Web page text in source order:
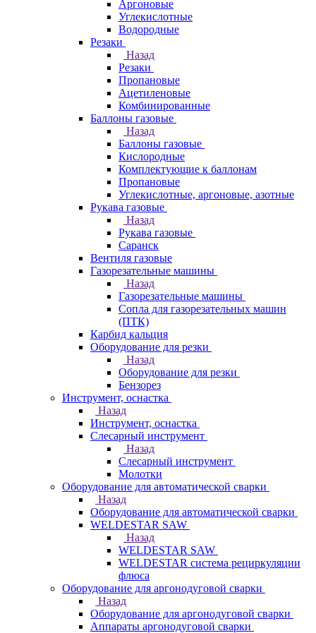
Аргоновые
Углекислотные
Водородные
Резаки
Назад
Резаки
Пропановые
Ацетиленовые
Комбинированные
Баллоны газовые
Назад
Баллоны газовые
Кислородные
Комплектующие к баллонам
Пропановые
Углекислотные, аргоновые, азотные
Рукава газовые
Назад
Рукава газовые
Саранск
Вентиля газовые
Газорезательные машины
Назад
Газорезательные машины
Сопла для газорезательных машин
(ПТК)
Карбид кальция
Оборудование для резки
Назад
Оборудование для резки
Бензорез
Инструмент, оснастка
Назад
Инструмент, оснастка
Слесарный инструмент
Назад
Слесарный инструмент
Молотки
Оборудование для автоматической сварки
Назад
Оборудование для автоматической сварки
WELDESTAR SAW
Назад
WELDESTAR SAW
WELDESTAR система рециркуляции
флюса
Оборудование для аргонодуговой сварки
Назад
Оборудование для аргонодуговой сварки
Аппараты аргонодуговой сварки